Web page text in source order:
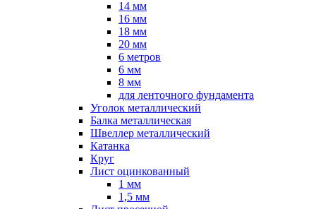
14 мм
16 мм
18 мм
20 мм
6 метров
6 мм
8 мм
для ленточного фундамента
Уголок металлический
Балка металлическая
Швеллер металлический
Катанка
Круг
Лист оцинкованный
1 мм
1,5 мм